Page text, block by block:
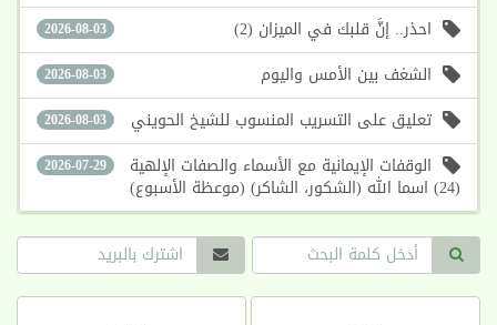
2026-08-03 احذر.. إنَّ قلبك في الميزان (2)
2026-08-03 الشغف بين الأمس واليوم
2026-08-03 تعليق على التسريب المنسوب للشيخ الحويني
2026-07-29 الوقفات الإيمانية مع الأسماء والصفات الإلهية
(24) اسما الله (الشكور، الشاكر) (موعظة الأسبوع)